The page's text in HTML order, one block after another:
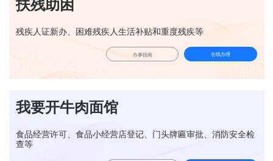
残疾人证新办、困难残疾人生活补贴和重度残疾等
办事指南 在线办理
我要开牛肉面馆
食品经营许可、食品小经营店登记、门头牌匾审批、消防安全检
查等